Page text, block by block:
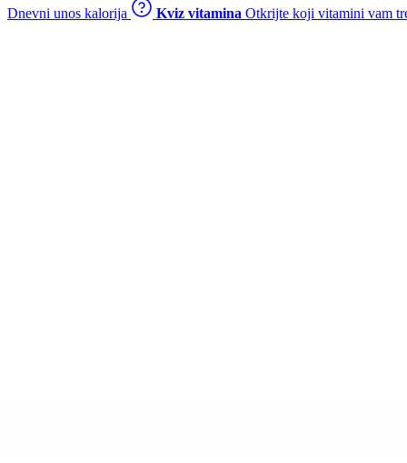
Dnevni unos kalorija
Kviz vitamina Otkrijte koji vitamini vam